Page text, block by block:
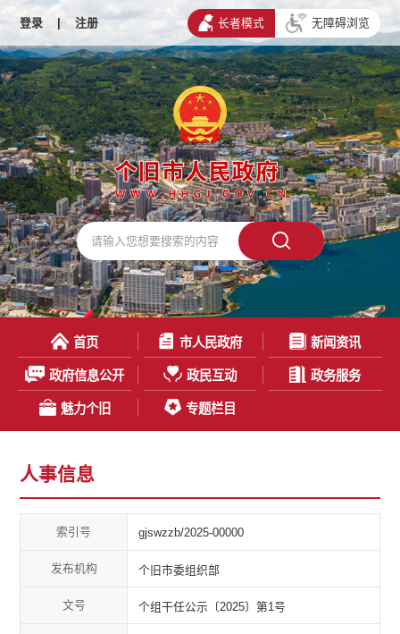
登录 | 注册 长者模式 无障碍浏览
首页 市人民政府 新闻资讯
政府信息公开 政民互动 政务服务
魅力个旧 专题栏目
人事信息
索引号 gjswzzb/2025-00000
发布机构 个旧市委组织部
文号 个组干任公示〔2025〕第1号